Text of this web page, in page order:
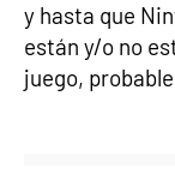
y hasta que
están y/o no
juego,